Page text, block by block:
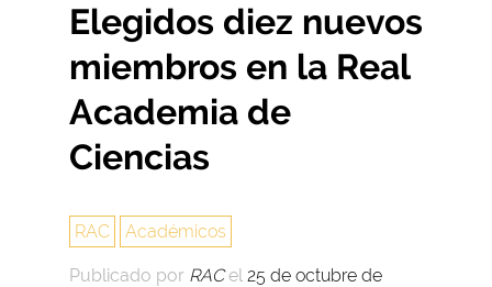
Elegidos diez nuevos
miembros en la Real
Academia de
Ciencias
RAC Académicos
Publicado por RACel 25 de octubre de